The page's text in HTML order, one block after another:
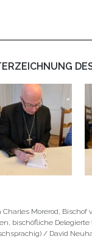
Charles Morerod,
bischöfliche
/ David